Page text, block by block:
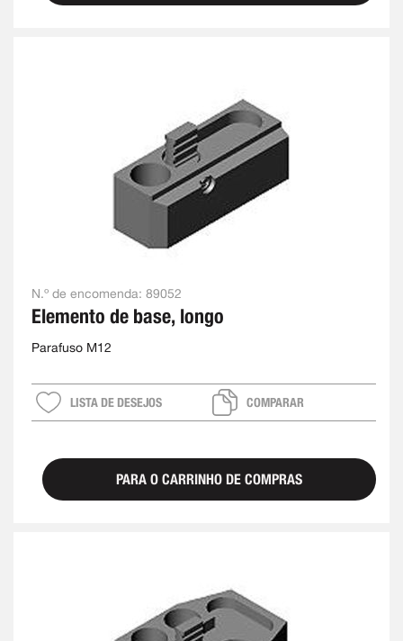
N.º de encomenda: 89052
Elemento de base, longo
Parafuso M12
LISTA DE DESEJOS COMPARAR
PARA O CARRINHO DE COMPRAS